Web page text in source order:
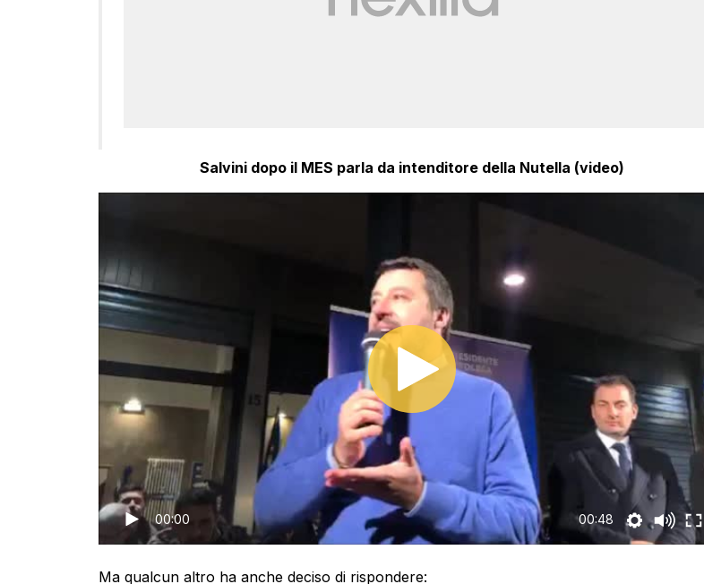
Salvini dopo il MES parla da intenditore della Nutella (video)
00:00 00:48
Ma qualcun altro ha anche deciso di rispondere: